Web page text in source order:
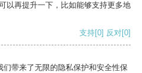
以再提升一下，比如能够支持更多地
支持[0] 反对[0]
带来了无限的隐私保护和安全性保